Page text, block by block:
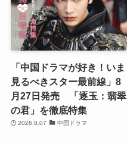
「中国ドラマが好き！いま
見るべきスター最前線」8
月27日発売 「逐玉：翡翠
の君」を徹底特集
2026.8.07 中国ドラマ